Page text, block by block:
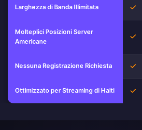
Larghezza di Banda Illimitata Sì
Molteplici Posizioni Server
Americane
Sì
Nessuna Registrazione Richiesta Sì
Ottimizzato per Streaming di Haiti Sì